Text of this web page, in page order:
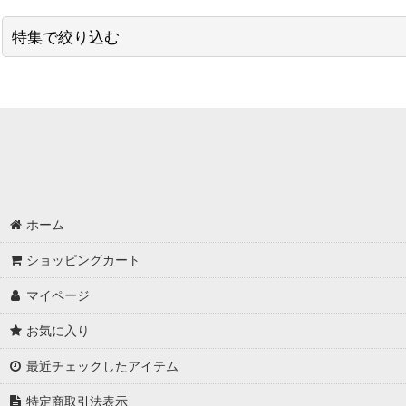
並び順 :
特集で絞り込む
ホーム
ショッピングカート
マイページ
お気に入り
最近チェックしたアイテム
特定商取引法表示